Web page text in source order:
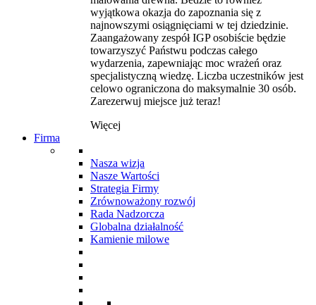
wyjątkowa okazja do zapoznania się z
najnowszymi osiągnięciami w tej dziedzinie.
Zaangażowany zespół IGP osobiście będzie
towarzyszyć Państwu podczas całego
wydarzenia, zapewniając moc wrażeń oraz
specjalistyczną wiedzę. Liczba uczestników jest
celowo ograniczona do maksymalnie 30 osób.
Zarezerwuj miejsce już teraz!
Więcej
Firma
Nasza wizja
Nasze Wartości
Strategia Firmy
Zrównoważony rozwój
Rada Nadzorcza
Globalna działalność
Kamienie milowe